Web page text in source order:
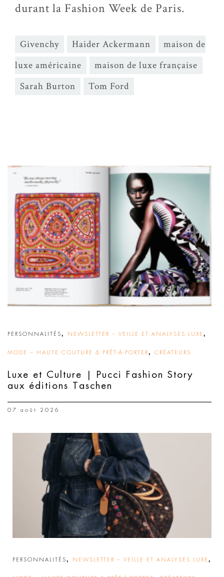
durant la Fashion Week de Paris.
Givenchy Haider Ackermann
maison de
luxe américaine
maison de luxe française
Sarah Burton
Tom Ford
PERSONNALITÉS, NEWSLETTER – VEILLE ET ANALYSES LUXE ,
MODE – HAUTE COUTURE & PRÊT-À-PORTER, CRÉATEURS
Luxe et Culture | Pucci Fashion Story
aux éditions Taschen
07 août 2026
PERSONNALITÉS, NEWSLETTER – VEILLE ET ANALYSES LUXE ,